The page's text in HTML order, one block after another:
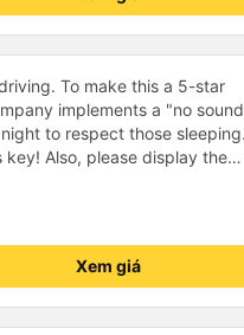
To make this a 5-star
implements a "no
to respect those sleeping.
key! Also, please display the
cabin for convenience. I
quy định rõ ràng về việc giữ im
vào ban đêm để tránh làm
Xem giá